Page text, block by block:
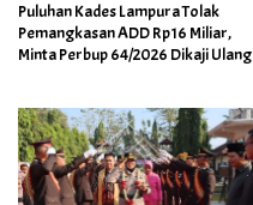
Puluhan Kades Lampura Tolak
Pemangkasan ADD Rp16 Miliar,
Minta Perbup 64/2026 Dikaji Ulang